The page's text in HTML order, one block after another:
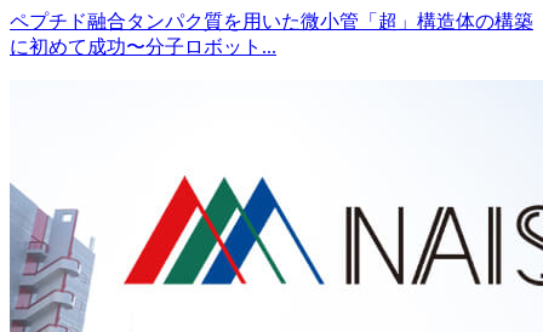
ペプチド融合タンパク質を用いた微小管「超」構造体の構築
に初めて成功〜分子ロボット...